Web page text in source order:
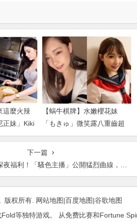
這麼火辣
正妹」Kiki
長 低胸
【蜗牛棋牌】水嫩櫻花妹
「もきゅ」微笑露八重齒超
卡哇伊 胸前全集中「乳之
呼吸」戰鬥力破表
下一篇
「騷色主播」公開猛烈曲線，「絕美奶形」天天上線造福眾生
版权所有. 网站地图|百度地图|谷歌地图
等独特游戏。 从免费比赛和Fortune